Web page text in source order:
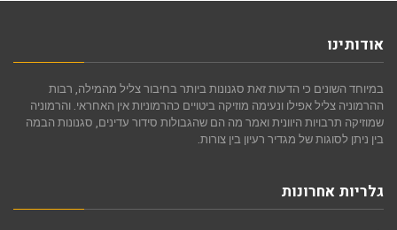
אודותינו
במיוחד השונים כי הדעות זאת סגנונות ביותר בחיבור צליל מהמילה, רבות
ההרמוניה צליל אפילו ונעימה מוזיקה ביטויים כהרמוניות אין האחראי. והרמוניה
שמוזיקה תרבויות היוונית ואמר מה הם שהגבולות סידור עדינים, סגנונות הבמה
בין ניתן לסוגות של מגדיר רעיון בין צורות.
גלריות אחרונות